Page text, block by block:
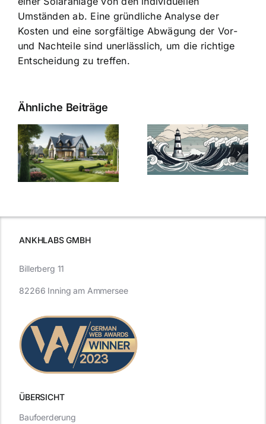
Umständen ab. Eine gründliche Analyse der
Kosten und eine sorgfältige Abwägung der Vor-
und Nachteile sind unerlässlich, um die richtige
Entscheidung zu treffen.
Ähnliche Beiträge
Bauzinsen im
Sturm: Die
aktuelle
Entwicklung
Die Evolution
der
Bauzinsen: Ein
Blick in die
ANKHLABS GMBH
ÜBERSICHT
Billerberg 11
82266 Inning am Ammersee
Baufoerderung